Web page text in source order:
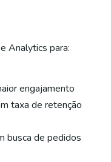
Analytics para:
engajamento
taxa de retenção
busca de pedidos